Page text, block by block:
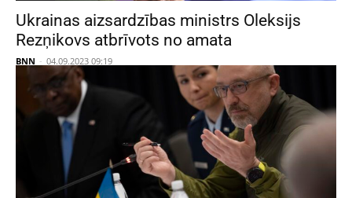
Ukrainas aizsardzības ministrs Oleksijs
Rezņikovs atbrīvots no amata
BNN - 04.09.2023 09:19